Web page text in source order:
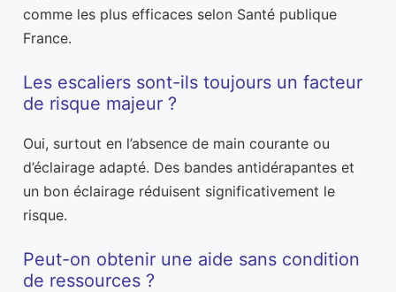
comme les plus efficaces selon Santé publique
France.
Les escaliers sont-ils toujours un facteur
de risque majeur ?
Oui, surtout en l’absence de main courante ou
d’éclairage adapté. Des bandes antidérapantes et
un bon éclairage réduisent significativement le
risque.
Peut-on obtenir une aide sans condition
de ressources ?